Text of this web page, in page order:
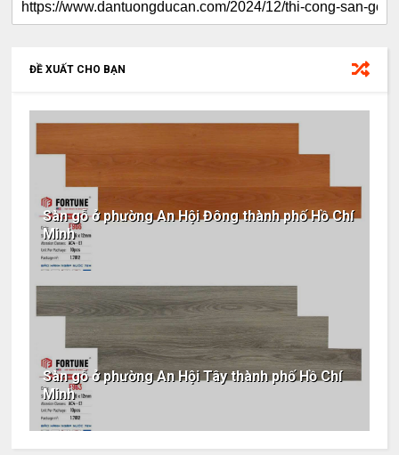
ĐỀ XUẤT CHO BẠN
Sàn gỗ ở phường An Hội Đông thành phố Hồ Chí
Minh
Sàn gỗ ở phường An Hội Tây thành phố Hồ Chí
Minh